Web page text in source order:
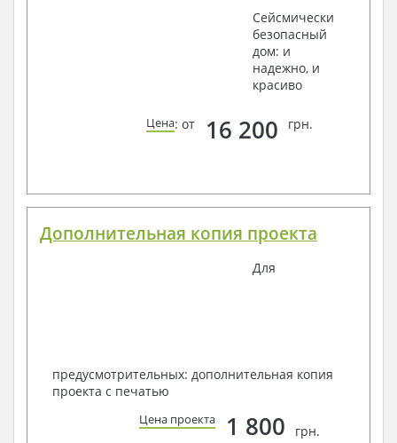
Сейсмически
безопасный
дом: и
надежно, и
красиво
Цена: от 16 200 грн.
Дополнительная копия проекта
Для
предусмотрительных: дополнительная копия
проекта с печатью
Цена проекта 1 800 грн.